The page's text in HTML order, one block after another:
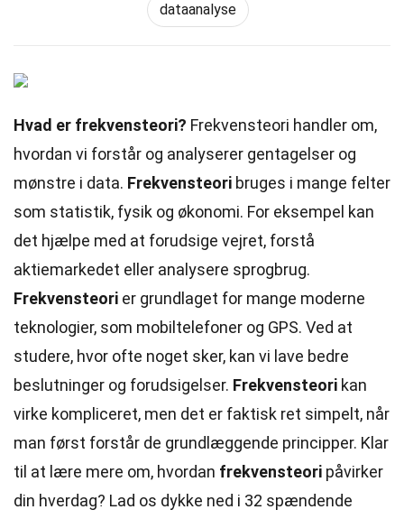
dataanalyse
Hvad er frekvensteori? Frekvensteori handler om,
hvordan vi forstår og analyserer gentagelser og
mønstre i data. Frekvensteori bruges i mange felter
som statistik, fysik og økonomi. For eksempel kan
det hjælpe med at forudsige vejret, forstå
aktiemarkedet eller analysere sprogbrug.
Frekvensteori er grundlaget for mange moderne
teknologier, som mobiltelefoner og GPS. Ved at
studere, hvor ofte noget sker, kan vi lave bedre
beslutninger og forudsigelser. Frekvensteori kan
virke kompliceret, men det er faktisk ret simpelt, når
man først forstår de grundlæggende principper. Klar
til at lære mere om, hvordan frekvensteori påvirker
din hverdag? Lad os dykke ned i 32 spændende